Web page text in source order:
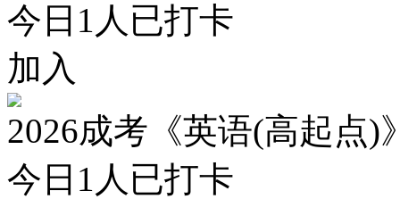
今日 1 人已打卡
加入
2026成考《英语(高起点)
今日 1 人已打卡